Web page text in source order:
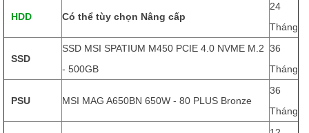
HDD Có thể tùy chọn Nâng cấp
24
Tháng
SSD
SSD MSI SPATIUM M450 PCIE 4.0 NVME M.2
- 500GB
36
Tháng
PSU MSI MAG A650BN 650W - 80 PLUS Bronze
36
Tháng